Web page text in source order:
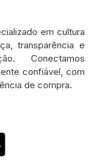
em cultura
transparência e
Conectamos
confiável, com
de compra.